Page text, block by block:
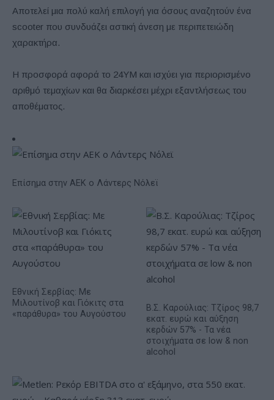
Αποτελεί μια πολύ καλή επιλογή για όσους αναζητούν ένα
scooter που συνδυάζει αστική άνεση με περιπετειώδη
χαρακτήρα.
Η προσφορά αφορά το 24YM και ισχύει για περιορισμένο
αριθμό τεμαχίων και θα διαρκέσει μέχρι εξαντλήσεως του
αποθέματος.
Επίσημα στην ΑΕΚ ο Λάντερς Νόλεϊ
Εθνική Σερβίας: Με
Μιλουτίνοβ και Γιόκιτς στα
«παράθυρα» του Αυγούστου
Β.Σ. Καρούλιας: Τζίρος 98,7
εκατ. ευρώ και αύξηση
κερδών 57% - Τα νέα
στοιχήματα σε low & non
alcohol